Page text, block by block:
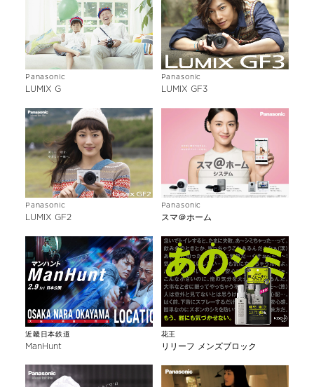
Panasonic
LUMIX G
Panasonic
LUMIX GF3
Panasonic
LUMIX GF2
Panasonic
スマ＠ホーム
近畿日本鉄道
ManHunt
花王
リリーフ メンズブロック